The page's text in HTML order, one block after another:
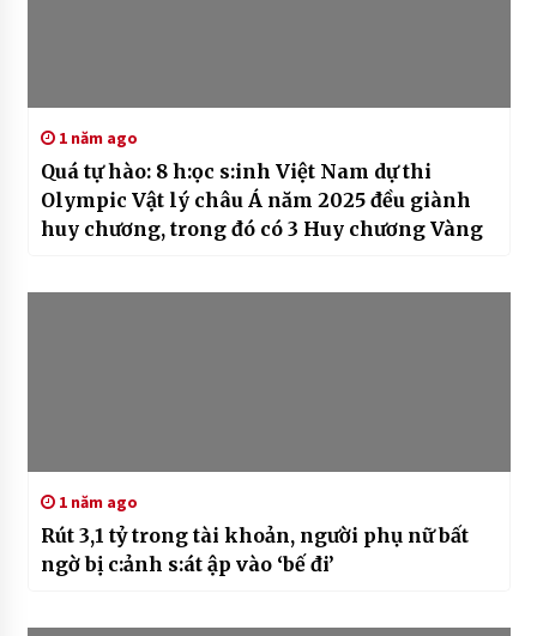
1 năm ago
Quá tự hào: 8 h:ọc s:inh Việt Nam dự thi
Olympic Vật lý châu Á năm 2025 đều giành
huy chương, trong đó có 3 Huy chương Vàng
1 năm ago
Rút 3,1 tỷ trong tài khoản, người phụ nữ bất
ngờ bị c:ảnh s:át ập vào ‘bế đi’